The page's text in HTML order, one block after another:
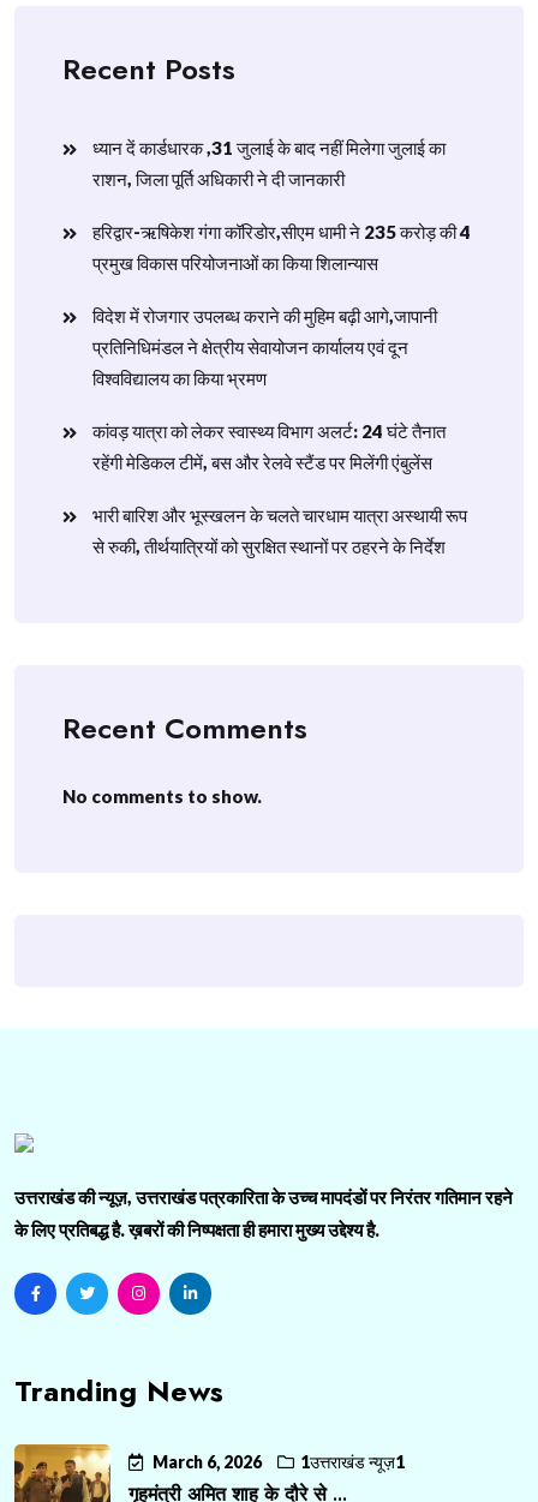
Recent Posts
ध्यान दें कार्डधारक ,31 जुलाई के बाद नहीं मिलेगा जुलाई का
राशन, जिला पूर्ति अधिकारी ने दी जानकारी
हरिद्वार-ऋषिकेश गंगा कॉरिडोर,सीएम धामी ने 235 करोड़ की 4
प्रमुख विकास परियोजनाओं का किया शिलान्यास
विदेश में रोजगार उपलब्ध कराने की मुहिम बढ़ी आगे,जापानी
प्रतिनिधिमंडल ने क्षेत्रीय सेवायोजन कार्यालय एवं दून
विश्वविद्यालय का किया भ्रमण
​कांवड़ यात्रा को लेकर स्वास्थ्य विभाग अलर्ट: 24 घंटे तैनात
रहेंगी मेडिकल टीमें, बस और रेलवे स्टैंड पर मिलेंगी एंबुलेंस
​भारी बारिश और भूस्खलन के चलते चारधाम यात्रा अस्थायी रूप
से रुकी, तीर्थयात्रियों को सुरक्षित स्थानों पर ठहरने के निर्देश
Recent Comments
No comments to show.
उत्तराखंड की न्यूज़, उत्तराखंड पत्रकारिता के उच्च मापदंडों पर निरंतर गतिमान रहने
के लिए प्रतिबद्ध है. ख़बरों की निष्पक्षता ही हमारा मुख्य उद्देश्य है.
Tranding News
March 6, 2026 1उत्तराखंड न्यूज़1
गृहमंत्री अमित शाह के दौरे से ...